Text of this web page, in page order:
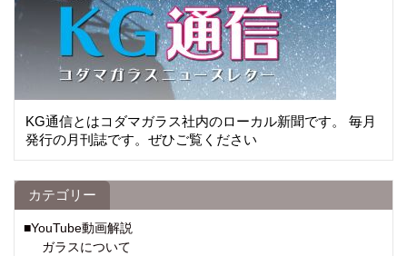
KG通信とはコダマガラス社内のローカル新聞です。 毎月
発行の月刊誌です。ぜひご覧ください
カテゴリー
■YouTube動画解説
ガラスについて